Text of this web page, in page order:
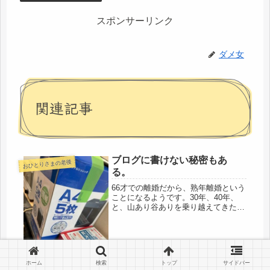
スポンサーリンク
ダメ女
関連記事
おひとりさまの老後
ブログに書けない秘密もあ
る。
66才での離婚だから、熟年離婚という
ことになるようです。30年、40年、
と、山あり谷ありを乗り越えてきた夫
婚だったので、今まで頑張った...
ホーム 検索 トップ サイドバー